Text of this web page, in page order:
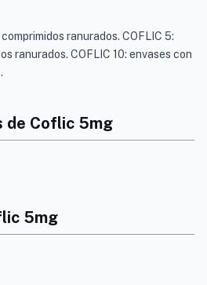
ranurados. COFLIC 5:
ranurados. COFLIC 10: envases con
de Coflic 5mg
5mg